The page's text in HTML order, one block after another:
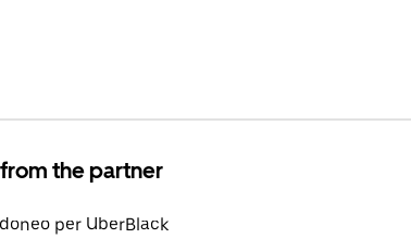
from the partner
per UberBlack